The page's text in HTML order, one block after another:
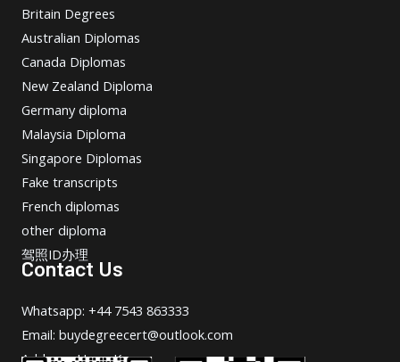
Britain Degrees
Australian Diplomas
Canada Diplomas
New Zealand Diploma
Germany diploma
Malaysia Diploma
Singapore Diplomas
Fake transcripts
French diplomas
other diploma
驾照ID办理
Contact Us
Whatsapp: +44 7543 863333
Email: buydegreecert@outlook.com
Address: Hong Kong.